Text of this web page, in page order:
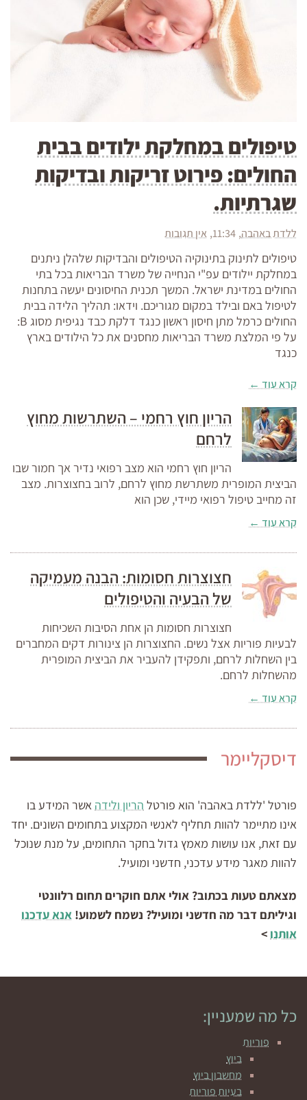
טיפולים במחלקת ילודים בבית
החולים: פירוט זריקות ובדיקות
שגרתיות.
ללדת באהבה 11:34 אין תגובות
טיפולים לתינוק בתינוקיה הטיפולים והבדיקות שלהלן ניתנים
במחלקת יילודים עפ"י הנחייה של משרד הבריאות בכל בתי
החולים במדינת ישראל. המשך תכנית החיסונים יעשה בתחנות
לטיפול באם ובילד במקום מגוריכם. וידאו: תהליך הלידה בבית
החולים כרמל מתן חיסון ראשון כנגד דלקת כבד נגיפית מסוג B:
על פי המלצת משרד הבריאות מחסנים את כל הילודים בארץ
כנגד
קרא עוד ←
הריון חוץ רחמי – השתרשות מחוץ
לרחם
הריון חוץ רחמי הוא מצב רפואי נדיר אך חמור שבו
הביצית המופרית משתרשת מחוץ לרחם, לרוב בחצוצרות. מצב
זה מחייב טיפול רפואי מיידי, שכן הוא
קרא עוד ←
חצוצרות חסומות: הבנה מעמיקה
של הבעיה והטיפולים
חצוצרות חסומות הן אחת הסיבות השכיחות
לבעיות פוריות אצל נשים. החצוצרות הן צינורות דקים המחברים
בין השחלות לרחם, ותפקידן להעביר את הביצית המופרית
מהשחלות לרחם.
קרא עוד ←
דיסקליימר
פורטל 'ללדת באהבה' הוא פורטל הריון ולידה אשר המידע בו
אינו מתיימר להוות תחליף לאנשי המקצוע בתחומים השונים. יחד
עם זאת, אנו עושות מאמץ גדול בחקר התחומים, על מנת שנוכל
להוות מאגר מידע עדכני, חדשני ומועיל.
מצאתם טעות בכתוב? אולי אתם חוקרים תחום רלוונטי
וגיליתם דבר מה חדשני ומועיל? נשמח לשמוע! אנא עדכנו
אותנו >
כל מה שמעניין:
פוריות
ביוץ
מחשבון ביוץ
בעיות פוריות